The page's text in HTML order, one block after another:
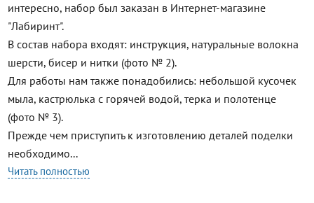
интересно, набор был заказан в Интернет-магазине
"Лабиринт".
В состав набора входят: инструкция, натуральные волокна
шерсти, бисер и нитки (фото № 2).
Для работы нам также понадобились: небольшой кусочек
мыла, кастрюлька с горячей водой, терка и полотенце
(фото № 3).
Прежде чем приступить к изготовлению деталей поделки
необходимо...
Читать полностью